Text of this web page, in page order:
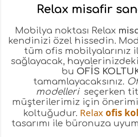
Relax misafir
Mobilya noktası Relax
kendinizi özel hissedin.
tüm ofis mobilyalarınız
sağlayacak,
bu OFİS
tamamlayacaksınız.
modelleri seçerken
müşterilerimiz için
koltuğudur. Relax ofis
tasarımı ile büronuza